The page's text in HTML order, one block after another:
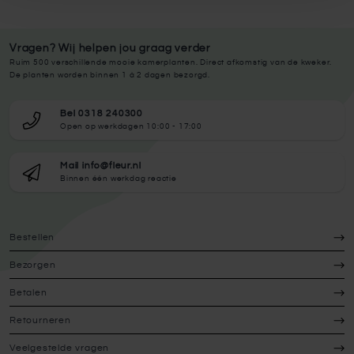
Vragen? Wij helpen jou graag verder
Ruim 500 verschillende mooie kamerplanten. Direct afkomstig van de kweker.
De planten worden binnen 1 à 2 dagen bezorgd.
Bel 0318 240300
Open op werkdagen 10:00 - 17:00
Mail info@fleur.nl
Binnen één werkdag reactie
Bestellen
Bezorgen
Betalen
Retourneren
Veelgestelde vragen